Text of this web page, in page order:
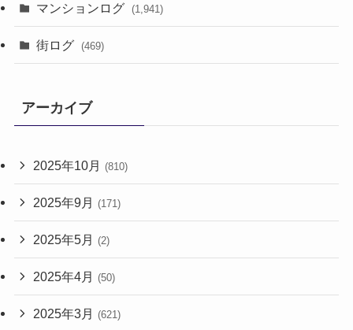
マンションログ (1,941)
街ログ (469)
アーカイブ
2025年10月 (810)
2025年9月 (171)
2025年5月 (2)
2025年4月 (50)
2025年3月 (621)